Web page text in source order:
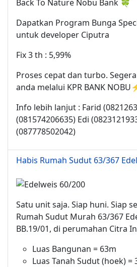
Back To Nature Nobu Bank 🍀
Dapatkan Program Bunga
untuk developer Ciputra
Fix 3 th : 5,99%
Proses cepat dan turbo.
anda melalui KPR BANK
Info lebih lanjut : Farid
(081574206635) Edi
(087778502042)
Habis Rumah Sudut 63/367
Satu unit saja. Siap huni. Siap
Rumah Sudut Murah 63/367
BB.19/01, di perumahan Citra
Luas Bangunan = 63m
Luas Tanah Sudut (hoek) =